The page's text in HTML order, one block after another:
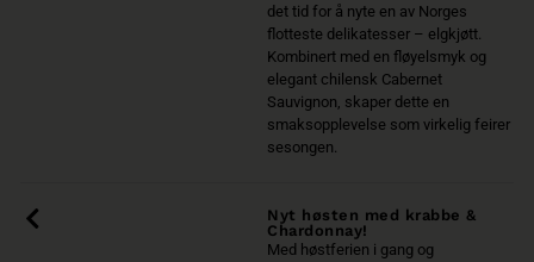
det tid for å nyte en av Norges
flotteste delikatesser – elgkjøtt.
Kombinert med en fløyelsmyk og
elegant chilensk Cabernet
Sauvignon, skaper dette en
smaksopplevelse som virkelig feirer
sesongen.
Nyt høsten med krabbe &
Chardonnay!
Med høstferien i gang og